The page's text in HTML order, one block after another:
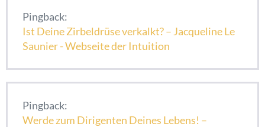
Pingback:
Ist Deine Zirbeldrüse verkalkt? – Jacqueline Le
Saunier - Webseite der Intuition
Pingback:
Werde zum Dirigenten Deines Lebens! –